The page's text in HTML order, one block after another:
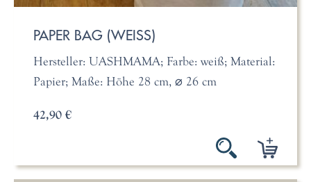
PAPER BAG (WEISS)
Hersteller: UASHMAMA; Farbe: weiß; Material:
Papier; Maße: Höhe 28 cm, ⌀ 26 cm
42,90 €